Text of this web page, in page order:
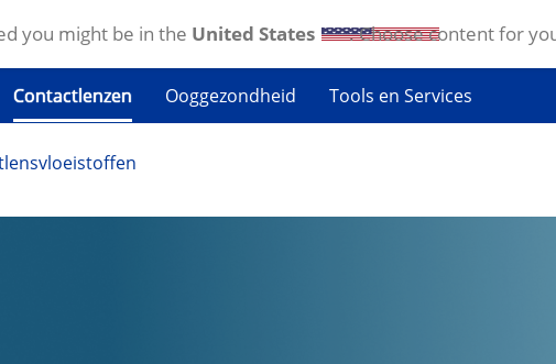
Contactlenzen
Ooggezondheid Tools en Services
you might be in the United States . Choose content for